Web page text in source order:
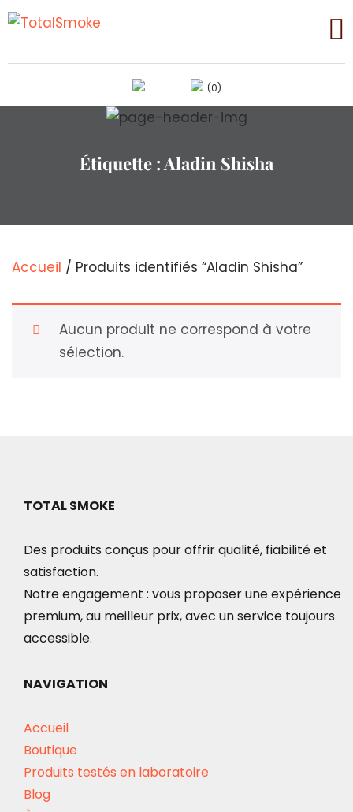
(0)
Étiquette :Aladin Shisha
Accueil / Produits identifiés “Aladin Shisha”
Aucun produit ne correspond à votre
sélection.
TOTAL SMOKE
Des produits conçus pour offrir qualité, fiabilité et
satisfaction.
Notre engagement : vous proposer une expérience
premium, au meilleur prix, avec un service toujours
accessible.
NAVIGATION
Accueil
Boutique
Produits testés en laboratoire
Blog